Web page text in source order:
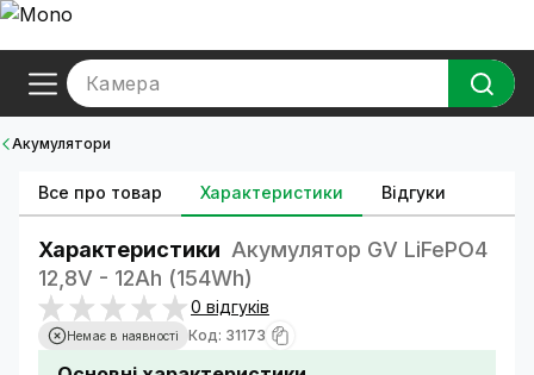
Камера
Акумулятори
Все про товар Характеристики Відгуки
Характеристики Акумулятор GV LiFePO4
12,8V - 12Ah (154Wh)
0 відгуків
Немає в наявності Код: 31173